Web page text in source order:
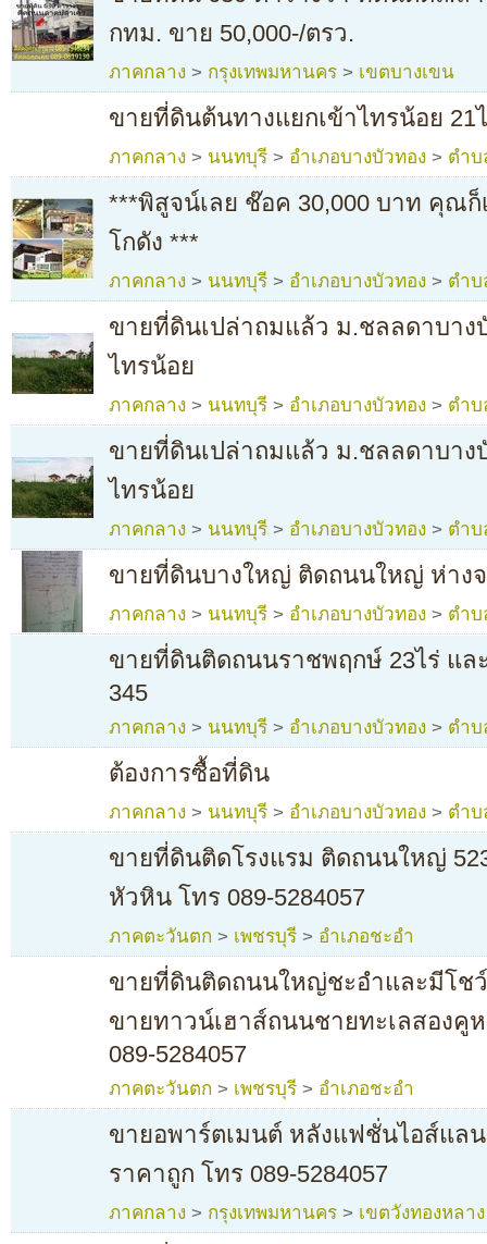
กทม. ขาย 50,000-/ตรว.
ภาคกลาง > กรุงเทพมหานคร > เขตบางเขน
ขายที่ดินต้นทางแยกเข้าไทรน้อย 21
ภาคกลาง > นนทบุรี > อำเภอบางบัวทอง > ตำบ
***พิสูจน์เลย ช๊อค 30,000 บาท คุณก็
โกดัง ***
ภาคกลาง > นนทบุรี > อำเภอบางบัวทอง > ตำบ
ขายที่ดินเปล่าถมแล้ว ม.ชลลดาบาง
ไทรน้อย
ภาคกลาง > นนทบุรี > อำเภอบางบัวทอง > ตำบ
ขายที่ดินเปล่าถมแล้ว ม.ชลลดาบาง
ไทรน้อย
ภาคกลาง > นนทบุรี > อำเภอบางบัวทอง > ตำบ
ขายที่ดินบางใหญ่ ติดถนนใหญ่ ห่าง
ภาคกลาง > นนทบุรี > อำเภอบางบัวทอง > ตำบ
ขายที่ดินติดถนนราชพฤกษ์ 23ไร่ แล
345
ภาคกลาง > นนทบุรี > อำเภอบางบัวทอง > ตำบ
ต้องการซื้อที่ดิน
ภาคกลาง > นนทบุรี > อำเภอบางบัวทอง > ตำบ
ขายที่ดินติดโรงแรม ติดถนนใหญ่
หัวหิน โทร 089-5284057
ภาคตะวันตก > เพชรบุรี > อำเภอชะอำ
ขายที่ดินติดถนนใหญ่ชะอำและมีโช
ขายทาวน์เฮาส์ถนนชายทะเลสองคู
089-5284057
ภาคตะวันตก > เพชรบุรี > อำเภอชะอำ
ขายอพาร์ตเมนต์ หลังแฟชั่นไอส์แล
ราคาถูก โทร 089-5284057
ภาคกลาง > กรุงเทพมหานคร > เขตวังทองหลาง